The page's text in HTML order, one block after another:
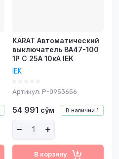
KARAT Автоматический
выключатель ВА47-100
1P C 25А 10кА IEK
IEK
Артикул: P-0953656
В наличии 1
54 991 сўм
В корзину